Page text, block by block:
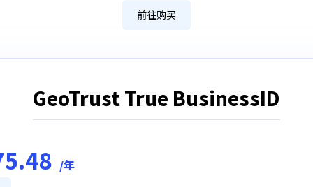
前往购买
GeoTrust True BusinessID
/年